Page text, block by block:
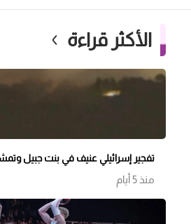
الأكثر قراءة
تفجير إسرائيلي عنيف في بنت جبيل
منذ 5 أيام